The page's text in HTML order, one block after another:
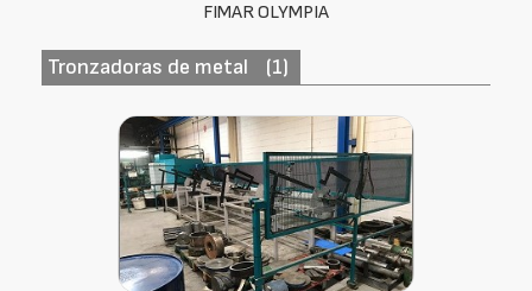
FIMAR OLYMPIA
Tronzadoras de metal (1)